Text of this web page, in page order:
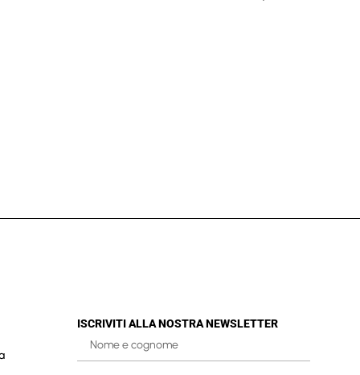
ISCRIVITI ALLA NOSTRA NEWSLETTER